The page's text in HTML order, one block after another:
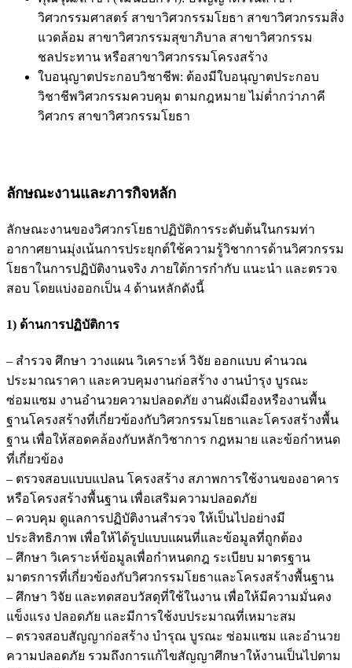
วิศวกรรมศาสตร์ สาขาวิศวกรรมโยธา สาขาวิศวกรรมสิ่ง
แวดล้อม สาขาวิศวกรรมสุขาภิบาล สาขาวิศวกรรม
ชลประทาน หรือสาขาวิศวกรรมโครงสร้าง
ใบอนุญาตประกอบวิชาชีพ: ต้องมีใบอนุญาตประกอบ
วิชาชีพวิศวกรรมควบคุม ตามกฎหมาย ไม่ต่ำกว่าภาคี
วิศวกร สาขาวิศวกรรมโยธา
ลักษณะงานและภารกิจหลัก
ลักษณะงานของวิศวกรโยธาปฏิบัติการระดับต้นในกรมท่า
อากาศยานมุ่งเน้นการประยุกต์ใช้ความรู้วิชาการด้านวิศวกรรม
โยธาในการปฏิบัติงานจริง ภายใต้การกำกับ แนะนำ และตรวจ
สอบ โดยแบ่งออกเป็น 4 ด้านหลักดังนี้
1) ด้านการปฏิบัติการ
– สำรวจ ศึกษา วางแผน วิเคราะห์ วิจัย ออกแบบ คำนวณ
ประมาณราคา และควบคุมงานก่อสร้าง งานบำรุง บูรณะ
ซ่อมแซม งานอำนวยความปลอดภัย งานผังเมืองหรืองานพื้น
ฐานโครงสร้างที่เกี่ยวข้องกับวิศวกรรมโยธาและโครงสร้างพื้น
ฐาน เพื่อให้สอดคล้องกับหลักวิชาการ กฎหมาย และข้อกำหนด
ที่เกี่ยวข้อง
– ตรวจสอบแบบแปลน โครงสร้าง สภาพการใช้งานของอาคาร
หรือโครงสร้างพื้นฐาน เพื่อเสริมความปลอดภัย
– ควบคุม ดูแลการปฏิบัติงานสำรวจ ให้เป็นไปอย่างมี
ประสิทธิภาพ เพื่อให้ได้รูปแบบแผนที่และข้อมูลที่ถูกต้อง
– ศึกษา วิเคราะห์ข้อมูลเพื่อกำหนดกฎ ระเบียบ มาตรฐาน
มาตรการที่เกี่ยวข้องกับวิศวกรรมโยธาและโครงสร้างพื้นฐาน
– ศึกษา วิจัย และทดสอบวัสดุที่ใช้ในงาน เพื่อให้มีความมั่นคง
แข็งแรง ปลอดภัย และมีการใช้งบประมาณที่เหมาะสม
– ตรวจสอบสัญญาก่อสร้าง บำรุณ บูรณะ ซ่อมแซม และอำนวย
ความปลอดภัย รวมถึงการแก้ไขสัญญาศึกษาให้งานเป็นไปตาม